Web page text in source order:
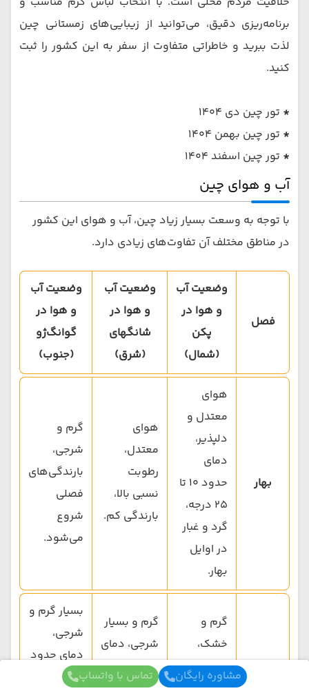
برنامه‌ریزی دقیق، می‌توانید از زیبایی‌های زمستانی چین
لذت ببرید و خاطراتی متفاوت از سفر به این کشور را ثبت
کنید.
* تور چین دی 1404
* تور چین بهمن 1404
* تور چین اسفند 1404
آب و هوای چین
با توجه به وسعت بسیار زیاد چین، آب و هوای این کشور
در مناطق مختلف آن تفاوت‌های زیادی دارد.
فصل
وضعیت آب
و هوا در
پکن
(شمال)
وضعیت آب
و هوا در
شانگهای
(شرق)
وضعیت آب
و هوا در
گوانگ‌ژو
(جنوب)
بهار
هوای
معتدل و
دلپذیر،
دمای
حدود ۱۰ تا
۲۵ درجه،
گرد و غبار
در اوایل
بهار.
هوای
معتدل،
رطوبت
نسبی بالا،
بارندگی کم.
گرم و
شرجی،
بارندگی‌های
فصلی
شروع
می‌شود.
تابستان
گرم و
خشک،
دمای
حدود ۲۵ تا
گرم و بسیار
شرجی، دمای
حدود ۲۵ تا
۳۳ درجه،
بسیار گرم و
شرجی،
دمای حدود
مشاوره رایگان تماس با واتساپ